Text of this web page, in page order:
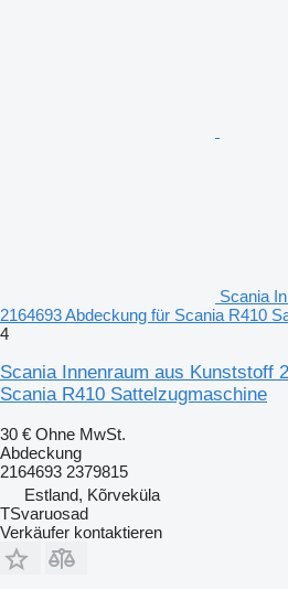
Scania
2164693 Abdeckung für Scania R410
4
Scania Innenraum aus Kunststoff
Scania R410 Sattelzugmaschine
30 € Ohne MwSt.
Abdeckung
2164693 2379815
Estland, Kõrveküla
TSvaruosad
Verkäufer kontaktieren